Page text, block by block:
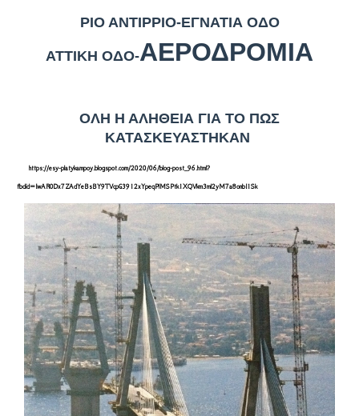
ΡΙΟ ΑΝΤΙΡΡΙΟ-ΕΓΝΑΤΙΑ ΟΔΟ
ΑΤΤΙΚΗ ΟΔΟ-ΑΕΡΟΔΡΟΜΙΑ
ΟΛΗ Η ΑΛΗΘΕΙΑ ΓΙΑ ΤΟ ΠΩΣ
ΚΑΤΑΣΚΕΥΑΣΤΗΚΑΝ
https://esy-platykampoy.blogspot.com/2020/06/blog-post_96.html?
fbclid=IwAR0Dx7ZAdYeBsBY9TVcpG3912xYpeqPlMSPtk1XQVkm3ml2yM7a8onbI1Sk